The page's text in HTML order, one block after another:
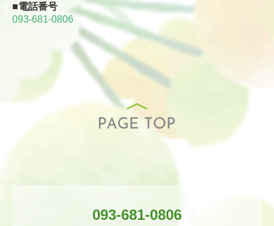
■電話番号
093-681-0806
093-681-0806